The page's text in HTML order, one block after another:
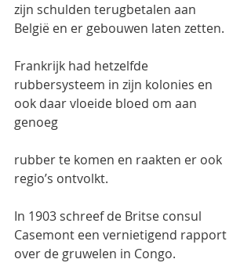
zijn schulden terugbetalen aan
België en er gebouwen laten zetten.
Frankrijk had hetzelfde
rubbersysteem in zijn kolonies en
ook daar vloeide bloed om aan
genoeg
rubber te komen en raakten er ook
regio’s ontvolkt.
In 1903 schreef de Britse consul
Casemont een vernietigend rapport
over de gruwelen in Congo.